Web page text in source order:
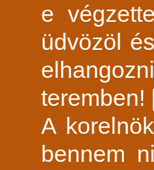
e
üdvözöl
A
bennem